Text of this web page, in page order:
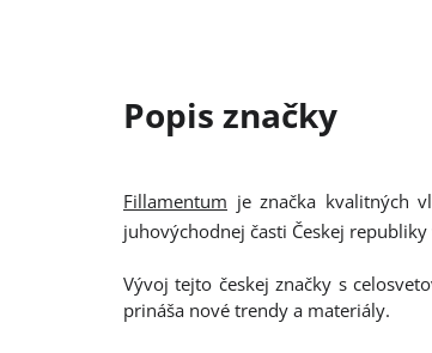
Fillamentum je značka kvalitných
juhovýchodnej časti Českej
Vývoj tejto českej značky s
prináša nové trendy a materiály.